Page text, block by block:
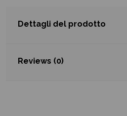
Dettagli del prodotto
Reviews (0)